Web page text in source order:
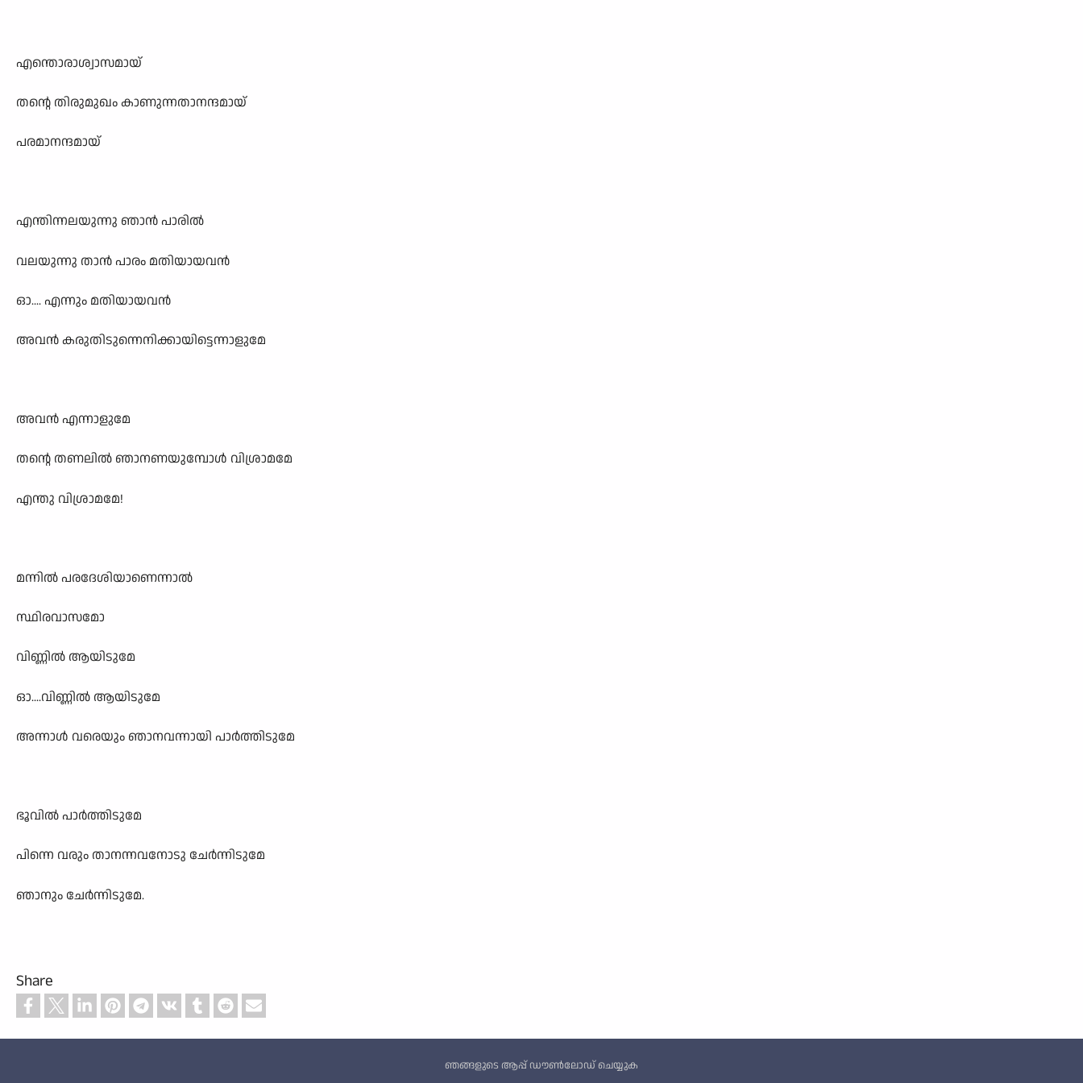
എന്തൊരാശ്വാസമായ്
തന്റെ തിരുമുഖം കാണുന്നതാനന്ദമായ്
പരമാനന്ദമായ്
എന്തിന്നലയുന്നു ഞാൻ പാരിൽ
വലയുന്നു താൻ പാരം മതിയായവൻ
ഓ.... എന്നും മതിയായവൻ
അവൻ കരുതിടുന്നെനിക്കായിട്ടെന്നാളുമേ
അവൻ എന്നാളുമേ
തന്റെ തണലിൽ ഞാനണയുമ്പോൾ വിശ്രാമമേ
എന്തു വിശ്രാമമേ!
മന്നിൽ പരദേശിയാണെന്നാൽ
സ്ഥിരവാസമോ
വിണ്ണിൽ ആയിടുമേ
ഓ....വിണ്ണിൽ ആയിടുമേ
അന്നാൾ വരെയും ഞാനവന്നായി പാർത്തിടുമേ
ഭൂവിൽ പാർത്തിടുമേ
പിന്നെ വരും താനന്നവനോടു ചേർന്നിടുമേ
ഞാനും ചേർന്നിടുമേ.
Share
Custom footer
ഞങ്ങളുടെ ആപ്പ് ഡൗൺലോഡ് ചെയ്യുക